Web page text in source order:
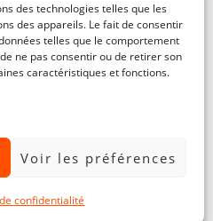
des technologies telles que les
des appareils. Le fait de consentir
telles que le comportement
ne pas consentir ou de retirer son
caractéristiques et fonctions.
Voir les préférences
confidentialité